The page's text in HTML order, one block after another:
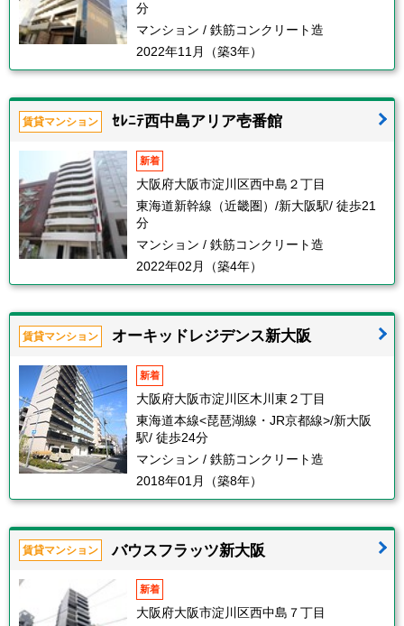
分
マンション / 鉄筋コンクリート造
2022年11月（築3年）
賃貸マンション ｾﾚﾆﾃ西中島アリア壱番館
新着
大阪府大阪市淀川区西中島２丁目
東海道新幹線（近畿圏）/新大阪駅/ 徒歩21
分
マンション / 鉄筋コンクリート造
2022年02月（築4年）
賃貸マンション オーキッドレジデンス新大阪
新着
大阪府大阪市淀川区木川東２丁目
東海道本線<琵琶湖線・JR京都線>/新大阪
駅/ 徒歩24分
マンション / 鉄筋コンクリート造
2018年01月（築8年）
賃貸マンション バウスフラッツ新大阪
新着
大阪府大阪市淀川区西中島７丁目